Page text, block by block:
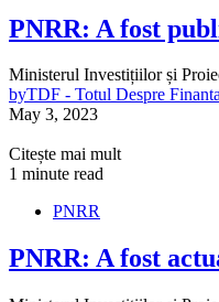
PNRR: A fost
Ministerul Investițiilor și
byTDF - Totul Despre
May 3, 2023
Citește mai mult
1 minute read
PNRR
PNRR: A fost